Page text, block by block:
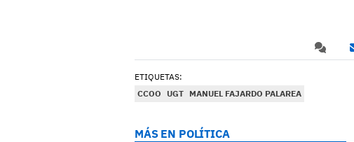
ETIQUETAS:
CCOO
UGT MANUEL FAJARDO PALAREA
MÁS EN POLÍTICA